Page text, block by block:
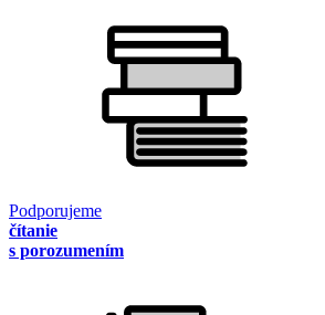
Podporujeme
čítanie
s porozumením